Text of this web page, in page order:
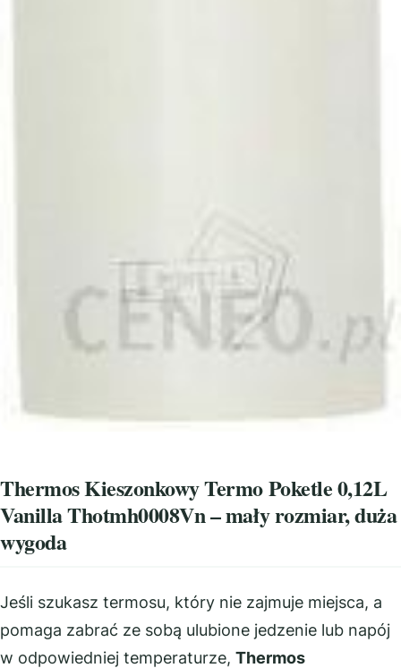
Thermos Kieszonkowy Termo Poketle 0,12L
Vanilla Thotmh0008Vn – mały rozmiar, duża
wygoda
Jeśli szukasz termosu, który nie zajmuje miejsca, a
pomaga zabrać ze sobą ulubione jedzenie lub napój
w odpowiedniej temperaturze, Thermos